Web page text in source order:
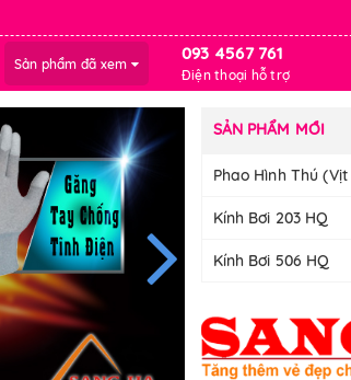
Sản phẩm đã xem 093 4567 761
Điện thoại hỗ trợ
SẢN PHẨM MỚI
Kính Bơi 203 HQ
Kính Bơi 506 HQ